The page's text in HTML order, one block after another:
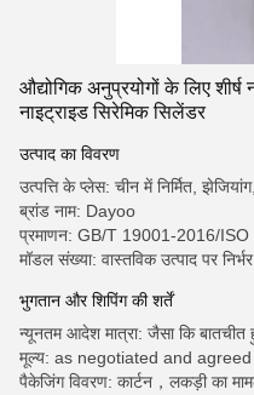
औद्योगिक अनुप्रयोगों के लिए
नाइट्राइड सिरेमिक सिलेंडर
उत्पाद का विवरण
उत्पत्ति के प्लेस: चीन में निर्मित,
ब्रांड नाम: Dayoo
प्रमाणन: GB/T 19001-2016/
मॉडल संख्या: वास्तविक उत्पाद पर
भुगतान और शिपिंग की शर्तें
न्यूनतम आदेश मात्रा: जैसा कि
मूल्य: as negotiated and agreed
पैकेजिंग विवरण: कार्टन，लकड़ी का